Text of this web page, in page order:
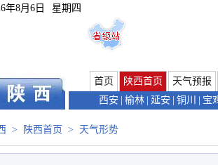
年8月6日 星期四
首页 陕西首页
天气预报
西安
榆林 延安 铜川 宝
> 陕西首页 > 天气形势